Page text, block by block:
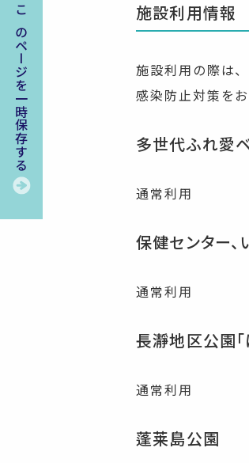
施設利用情報
施設利用の際は
感染防止対策をお
多世代ふれ愛
通常利用
保健センター、
通常利用
長瀞地区公園「
通常利用
蓬莱島公園
このページを一時保存する